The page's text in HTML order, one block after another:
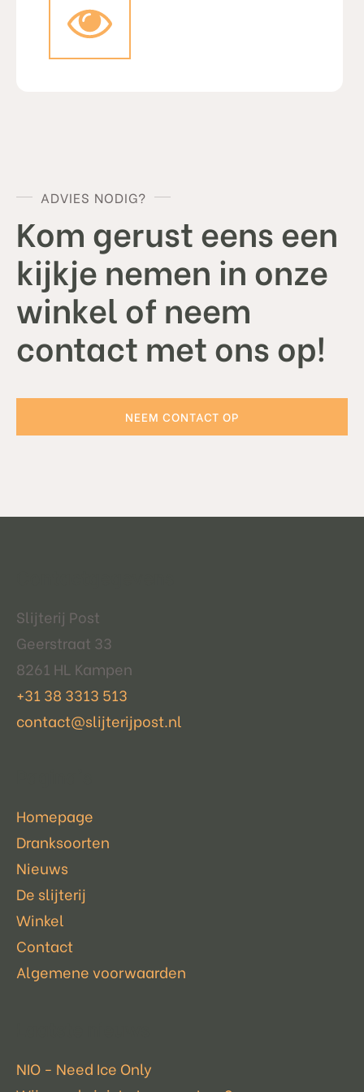
ADVIES NODIG?
Kom gerust eens een
kijkje nemen in onze
winkel of neem
contact met ons op!
NEEM CONTACT OP
Slijterij Post
Geerstraat 33
8261 HL Kampen
+31 38 3313 513
contact@slijterijpost.nl
Homepage
Dranksoorten
Nieuws
De slijterij
Winkel
Contact
Algemene voorwaarden
NIO - Need Ice Only